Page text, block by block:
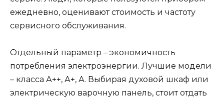
ежедневно, оценивают стоимость и частоту
сервисного обслуживания.
Отдельный параметр – экономичность
потребления электроэнергии. Лучшие модели
– класса А++, А+, А. Выбирая духовой шкаф или
электрическую варочную панель, стоит отдать